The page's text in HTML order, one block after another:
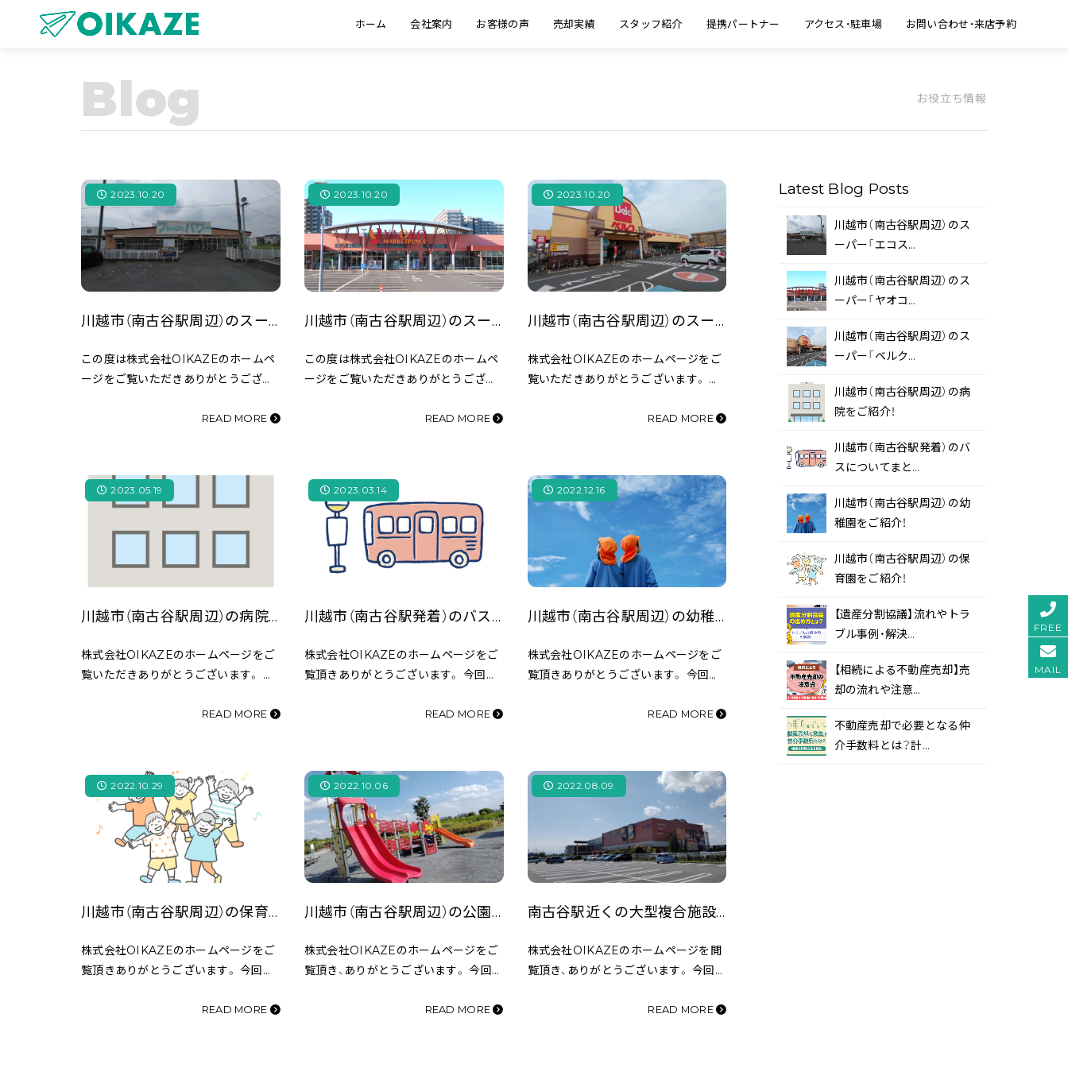
ホーム 会社案内 お客様の声 売却実績 スタッフ紹介 提携パートナー アクセス・駐車場 お問い合わせ・来店予約
Blog お役立ち情報
2023.10.20
川越市（南古谷駅周辺）のスーパー「エコス 木野目店」をご紹介！
この度は株式会社OIKAZEのホームペ
ージをご覧いただきありがとうござい
「エコス木野目店」のご紹介を致しま
READ MORE
2023.10.20
川越市（南古谷駅周辺）のスーパー「ヤオコー 川越南古谷店」をご紹介！
この度は株式会社OIKAZEのホームペ
ージをご覧いただきありがとうござい
くにあるスーパー「ヤオコー川越南古
READ MORE
2023.10.20
川越市（南古谷駅周辺）のスーパー「ベルク 南古谷店」をご紹介！
株式会社OIKAZEのホームページをご
覧いただきありがとうございます。 今
にあるスーパー「ベルク 南古谷店」のご
READ MORE
2023.05.19
川越市（南古谷駅周辺）の病院をご紹介！
株式会社OIKAZEのホームページをご
覧いただきありがとうございます。 今
いきたいと思います。 内科・小児科・整
READ MORE
2023.03.14
川越市（南古谷駅発着）のバスについてまとめました！（路線図・バス停場所・時刻表など）
株式会社OIKAZEのホームページをご
覧頂きありがとうございます。 今回は
て、ご紹介していきたいと思います。 南
READ MORE
2022.12.16
川越市（南古谷駅周辺）の幼稚園をご紹介！
株式会社OIKAZEのホームページをご
覧頂きありがとうございます。 今回は
いきたいと思います。 川越地区の幼稚
READ MORE
2022.10.29
川越市（南古谷駅周辺）の保育園をご紹介！
株式会社OIKAZEのホームページをご
覧頂きありがとうございます。 今回は
いきたいと思います。 川越市は公立保
READ MORE
2022.10.06
川越市（南古谷駅周辺）の公園をご紹介！
株式会社OIKAZEのホームページをご
覧頂き、ありがとうございます。 今回は
思います。 周辺には全部で約２０もの
READ MORE
2022.08.09
南古谷駅近くの大型複合施設『ウニクス南古谷』をご紹介！
株式会社OIKAZEのホームページを閲
覧頂き、ありがとうございます。 今回は
古谷付近の住民に親しまれているショ
READ MORE
Latest Blog Posts
川越市（南古谷駅周辺）のス
ーパー「エコス…
川越市（南古谷駅周辺）のス
ーパー「ヤオコ…
川越市（南古谷駅周辺）のス
ーパー「ベルク…
川越市（南古谷駅周辺）の病
院をご紹介！
川越市（南古谷駅発着）のバ
スについてまと…
川越市（南古谷駅周辺）の幼
稚園をご紹介！
川越市（南古谷駅周辺）の保
育園をご紹介！
【遺産分割協議】流れやトラ
ブル事例・解決…
【相続による不動産売却】売
却の流れや注意…
不動産売却で必要となる仲
介手数料とは？計…
FREE
MAIL